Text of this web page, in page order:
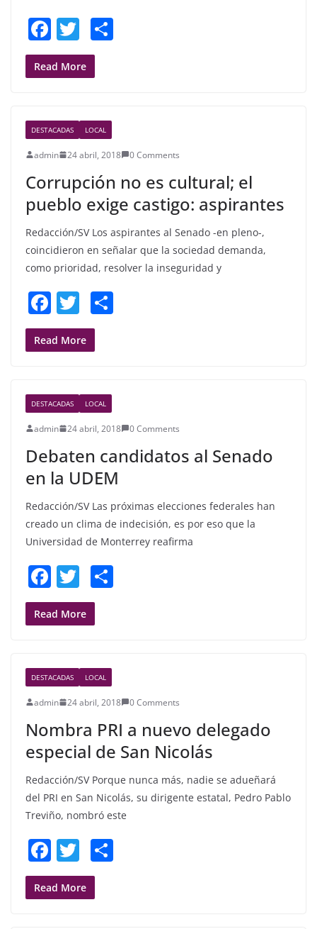
F
a
c
b
o
o
k
T
w
itt
Read More
DESTACADAS LOCAL
admin 24 abril, 2018 0 Comments
Corrupción no es cultural; el
pueblo exige castigo: aspirantes
Redacción/SV Los aspirantes al Senado -en pleno-,
coincidieron en señalar que la sociedad demanda,
como prioridad, resolver la inseguridad y
F
a
c
b
o
o
k
T
w
itt
Read More
DESTACADAS LOCAL
admin 24 abril, 2018 0 Comments
Debaten candidatos al Senado
en la UDEM
Redacción/SV Las próximas elecciones federales han
creado un clima de indecisión, es por eso que la
Universidad de Monterrey reafirma
F
a
c
b
o
o
k
T
w
itt
Read More
DESTACADAS LOCAL
admin 24 abril, 2018 0 Comments
Nombra PRI a nuevo delegado
especial de San Nicolás
Redacción/SV Porque nunca más, nadie se adueñará
del PRI en San Nicolás, su dirigente estatal, Pedro Pablo
Treviño, nombró este
F
a
c
T
w
itt
Read More